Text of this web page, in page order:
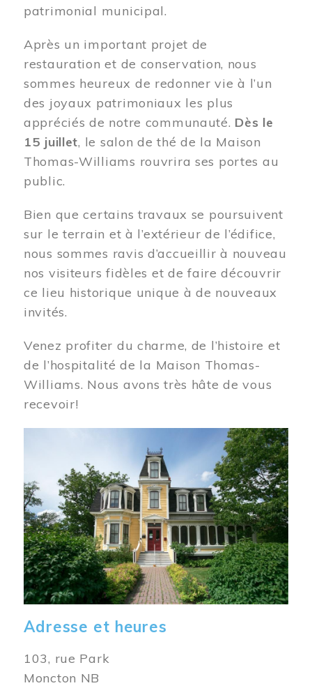
patrimonial municipal.
Après un important projet de
restauration et de conservation, nous
sommes heureux de redonner vie à l’un
des joyaux patrimoniaux les plus
appréciés de notre communauté. Dès le
15 juillet, le salon de thé de la Maison
Thomas-Williams rouvrira ses portes au
public.
Bien que certains travaux se poursuivent
sur le terrain et à l’extérieur de l’édifice,
nous sommes ravis d’accueillir à nouveau
nos visiteurs fidèles et de faire découvrir
ce lieu historique unique à de nouveaux
invités.
Venez profiter du charme, de l’histoire et
de l’hospitalité de la Maison Thomas-
Williams. Nous avons très hâte de vous
recevoir!
Adresse et heures
103, rue Park
Moncton NB